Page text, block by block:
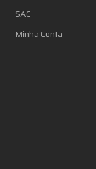
SAC
Minha Conta